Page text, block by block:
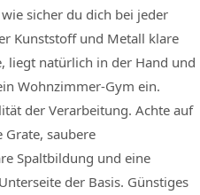
sicher du dich bei jeder
Kunststoff und Metall klare
liegt natürlich in der Hand und
Wohnzimmer-Gym ein.
der Verarbeitung. Achte auf
Grate, saubere
Spaltbildung und eine
der Basis. Günstiges